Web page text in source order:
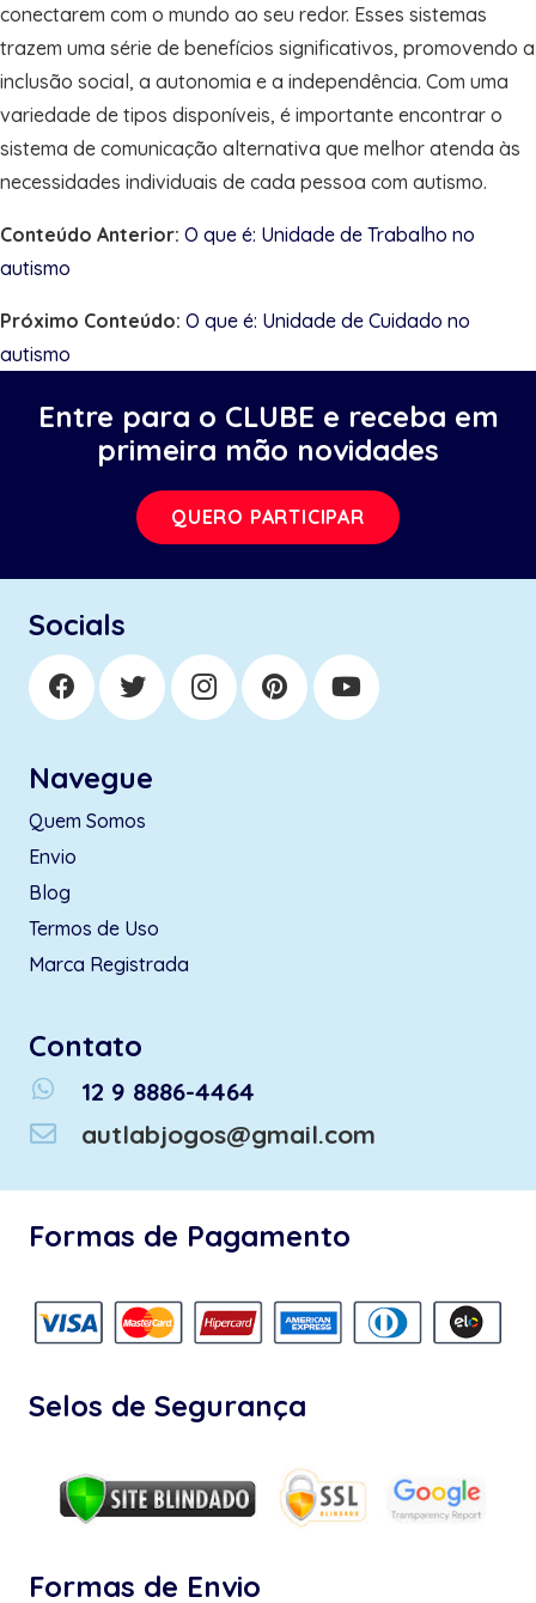
conectarem com o mundo ao seu redor. Esses sistemas
trazem uma série de benefícios significativos, promovendo a
inclusão social, a autonomia e a independência. Com uma
variedade de tipos disponíveis, é importante encontrar o
sistema de comunicação alternativa que melhor atenda às
necessidades individuais de cada pessoa com autismo.
Conteúdo Anterior: O que é: Unidade de Trabalho no
autismo
Próximo Conteúdo: O que é: Unidade de Cuidado no
autismo
Entre para o CLUBE e receba em
primeira mão novidades
QUERO PARTICIPAR
Socials
Navegue
Quem Somos
Envio
Blog
Termos de Uso
Marca Registrada
Contato
whatsapp
12 9 8886-4464
autlabjogos@gmail.com
Formas de Pagamento
Selos de Segurança
Formas de Envio